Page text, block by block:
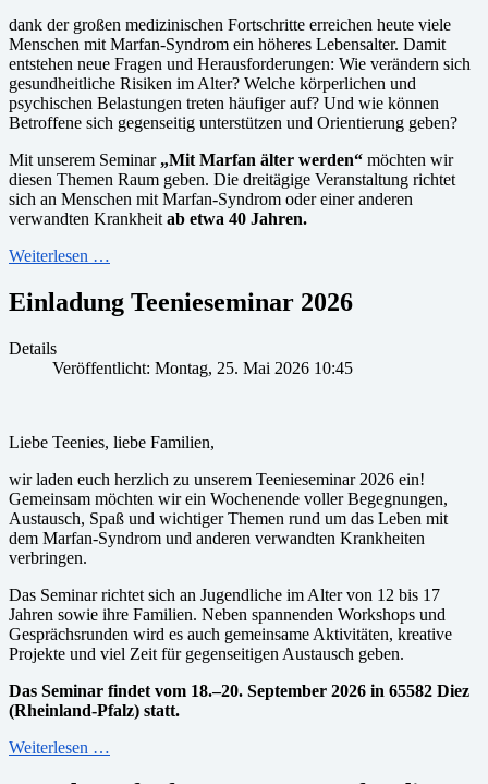
dank der großen medizinischen Fortschritte erreichen heute viele
Menschen mit Marfan-Syndrom ein höheres Lebensalter. Damit
entstehen neue Fragen und Herausforderungen: Wie verändern sich
gesundheitliche Risiken im Alter? Welche körperlichen und
psychischen Belastungen treten häufiger auf? Und wie können
Betroffene sich gegenseitig unterstützen und Orientierung geben?
Mit unserem Seminar „Mit Marfan älter werden“ möchten wir
diesen Themen Raum geben. Die dreitägige Veranstaltung richtet
sich an Menschen mit Marfan-Syndrom oder einer anderen
verwandten Krankheit ab etwa 40 Jahren.
Weiterlesen …
Einladung Teenieseminar 2026
Details
Veröffentlicht: Montag, 25. Mai 2026 10:45
Liebe Teenies, liebe Familien,
wir laden euch herzlich zu unserem Teenieseminar 2026 ein!
Gemeinsam möchten wir ein Wochenende voller Begegnungen,
Austausch, Spaß und wichtiger Themen rund um das Leben mit
dem Marfan-Syndrom und anderen verwandten Krankheiten
verbringen.
Das Seminar richtet sich an Jugendliche im Alter von 12 bis 17
Jahren sowie ihre Familien. Neben spannenden Workshops und
Gesprächsrunden wird es auch gemeinsame Aktivitäten, kreative
Projekte und viel Zeit für gegenseitigen Austausch geben.
Das Seminar findet vom 18.–20. September 2026 in 65582 Diez
(Rheinland-Pfalz) statt.
Weiterlesen …